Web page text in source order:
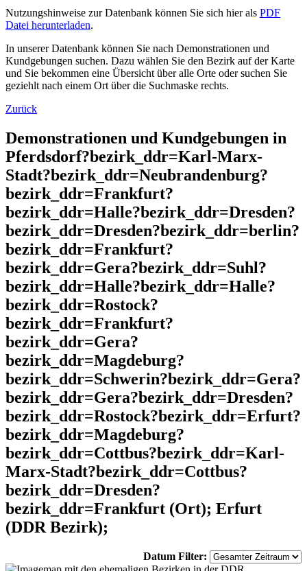
Nutzungshinweise zur Datenbank können Sie sich hier als PDF
Datei herunterladen.
In unserer Datenbank können Sie nach Demonstrationen und
Kundgebungen suchen. Dazu wählen Sie den Bezirk auf der Karte
und Sie bekommen eine Übersicht über alle Orte oder suchen Sie
geziehlt nach einem Ort über die Suchmaske rechts.
Zurück
Demonstrationen und Kundgebungen in
Pferdsdorf?bezirk_ddr=Karl-Marx-
Stadt?bezirk_ddr=Neubrandenburg?
bezirk_ddr=Frankfurt?
bezirk_ddr=Halle?bezirk_ddr=Dresden?
bezirk_ddr=Dresden?bezirk_ddr=berlin?
bezirk_ddr=Frankfurt?
bezirk_ddr=Gera?bezirk_ddr=Suhl?
bezirk_ddr=Halle?bezirk_ddr=Halle?
bezirk_ddr=Rostock?
bezirk_ddr=Frankfurt?
bezirk_ddr=Gera?
bezirk_ddr=Magdeburg?
bezirk_ddr=Schwerin?bezirk_ddr=Gera?
bezirk_ddr=Gera?bezirk_ddr=Dresden?
bezirk_ddr=Rostock?bezirk_ddr=Erfurt?
bezirk_ddr=Magdeburg?
bezirk_ddr=Cottbus?bezirk_ddr=Karl-
Marx-Stadt?bezirk_ddr=Cottbus?
bezirk_ddr=Dresden?
bezirk_ddr=Frankfurt (Ort); Erfurt
(DDR Bezirk);
Datum Filter: